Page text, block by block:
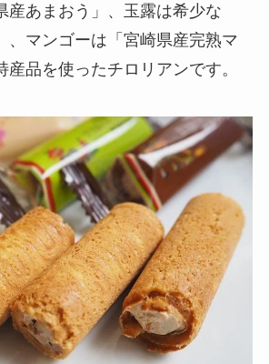
産あまおう」、玉露は希少な
、マンゴーは「宮崎県産完熟マ
産品を使ったチロリアンです。